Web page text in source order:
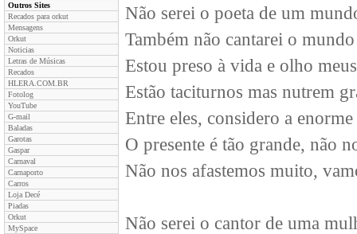
Outros Sites
Recados para orkut
Mensagens
Orkut
Noticias
Letras de Músicas
Recados
HLERA.COM.BR
Fotolog
YouTube
G-mail
Baladas
Garotas
Gaspar
Carnaval
Carnaporto
Carros
Loja Decé
Piadas
Orkut
MySpace
Não serei o poeta de um
Também não cantarei o
Estou preso à vida e olho
Estão taciturnos mas nutrem
Entre eles, considero a
O presente é tão grande, não
Não nos afastemos muito,
Não serei o cantor de uma